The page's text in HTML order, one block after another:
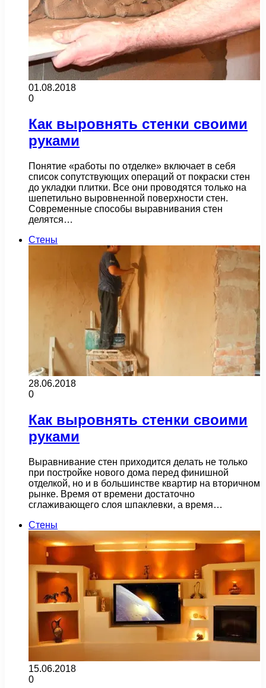
01.08.2018
0
Как выровнять стенки своими
руками
Понятие «работы по отделке» включает в себя
список сопутствующих операций от покраски стен
до укладки плитки. Все они проводятся только на
шепетильно выровненной поверхности стен.
Современные способы выравнивания стен
делятся…
Стены
28.06.2018
0
Как выровнять стенки своими
руками
Выравнивание стен приходится делать не только
при постройке нового дома перед финишной
отделкой, но и в большинстве квартир на вторичном
рынке. Время от времени достаточно
сглаживающего слоя шпаклевки, а время…
Стены
15.06.2018
0